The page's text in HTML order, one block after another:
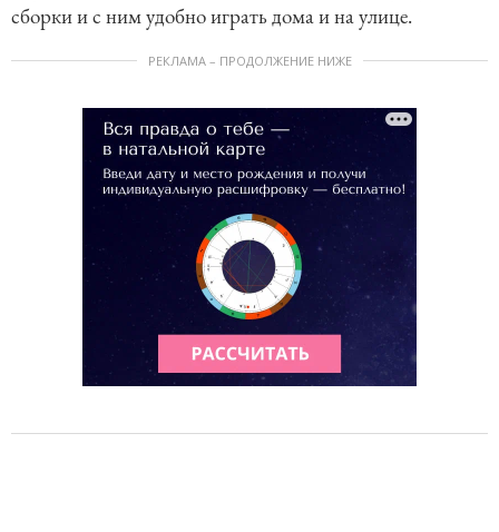
сборки и с ним удобно играть дома и на улице.
РЕКЛАМА – ПРОДОЛЖЕНИЕ НИЖЕ